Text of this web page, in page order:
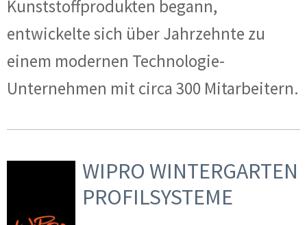
Kunststoffprodukten begann,
entwickelte sich über Jahrzehnte zu
einem modernen Technologie-
Unternehmen mit circa 300 Mitarbeitern.
WIPRO WINTERGARTEN
PROFILSYSTEME